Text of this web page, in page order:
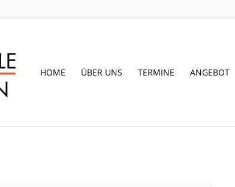
HOME ÜBER UNS TERMINE ANGEBOT